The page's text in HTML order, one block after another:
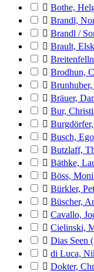
 Bothe,
 Brandl,
 Brandl /
 Brault,

 Brodhun,

 Bräuer,
 Bur,

 Busch,
 Butzlaff,
 Bäthke,
 Böss,
 Bürkler,
 Büscher,
 Cavallo,
 Cielinski,
 Dias Seen
 di Luca,
 Dokter,